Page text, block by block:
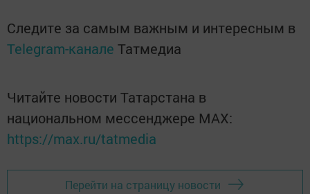
Следите за самым важным и интересным в
Telegram-канале Татмедиа
Читайте новости Татарстана в
национальном мессенджере MАХ:
https://max.ru/tatmedia
Перейти на страницу новости